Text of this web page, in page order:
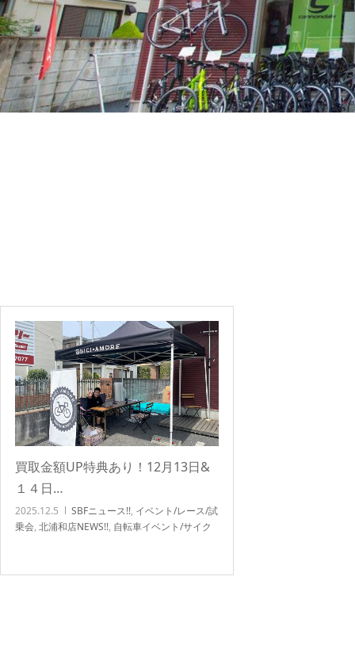
買取金額UP特典あり！12月13日&
１４日…
2025.12.5 SBFニュース!!, イベント/レース/試
乗会, 北浦和店NEWS!!, 自転車イベント/サイク